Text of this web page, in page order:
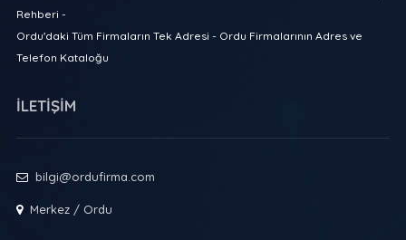
Rehberi -
Ordu'daki Tüm Firmaların Tek Adresi - Ordu Firmalarının Adres ve
Telefon Kataloğu
İLETİŞİM
bilgi@ordufirma.com
Merkez / Ordu